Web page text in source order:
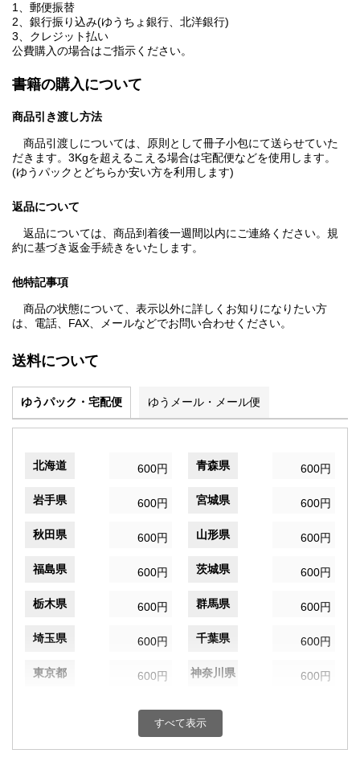
1、郵便振替
2、銀行振り込み(ゆうちょ銀行、北洋銀行)
3、クレジット払い
公費購入の場合はご指示ください。
書籍の購入について
商品引き渡し方法
商品引渡しについては、原則として冊子小包にて送らせていた
だきます。3Kgを超えるこえる場合は宅配便などを使用します。
(ゆうパックとどちらか安い方を利用します)
返品について
返品については、商品到着後一週間以内にご連絡ください。規
約に基づき返金手続きをいたします。
他特記事項
商品の状態について、表示以外に詳しくお知りになりたい方
は、電話、FAX、メールなどでお問い合わせください。
送料について
ゆうパック・宅配便 ゆうメール・メール便
北海道 600円 青森県 600円
岩手県 600円 宮城県 600円
秋田県 600円 山形県 600円
福島県 600円 茨城県 600円
栃木県 600円 群馬県 600円
埼玉県 600円 千葉県 600円
東京都 600円 神奈川県 600円
600円 富山県
すべて表示